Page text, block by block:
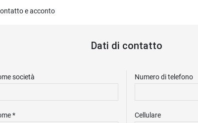
e acconto
Dati di contatto
società
*
Numero di telefono
Cellulare